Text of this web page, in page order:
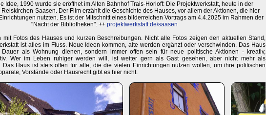
Idee, 1990 wurde sie eröffnet im Alten Bahnhof Trais-Horloff: Die Projektwerkstatt, heute in der
Saasen. Der Film erzählt die Geschichte des Hauses, vor allem der Aktionen, die hier
nutzten. Es ist der Mitschnitt eines bilderreichen Vortrags am 4.4.2025 im Rahmen der
"Nacht der Bibliotheken". ++ projektwerkstatt.de/saasen
mit Fotos des Hauses und kurzen Beschreibungen. Nicht alle Fotos zeigen den aktuellen Stand,
ist alles im Fluss. Neue Ideen kommen, alte werden ergänzt oder verschwinden. Das Haus
als Wohnung dienen, sondern immer offen sein für neue politische Aktionen - kreativ,
Wer im Leben ruhiger werden will, ist weiter gern als Gast gesehen, aber nicht mehr als
Das Haus ist stets offen für alle, die die vielen Einrichtungen nutzen wollen, um ihre politischen
Vorstände oder Hausrecht gibt es hier nicht.